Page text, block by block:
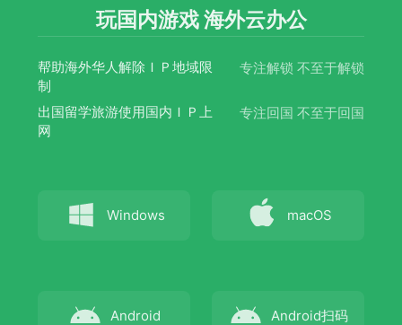
玩国内游戏 海外云办公
帮助海外华人解除ＩＰ地域限
制
专注解锁 不至于解锁
出国留学旅游使用国内ＩＰ上
网
专注回国 不至于回国
Windows macOS
Android Android扫码